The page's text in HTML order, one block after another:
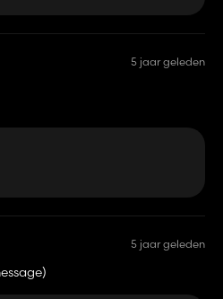
5 jaar geleden
5 jaar geleden